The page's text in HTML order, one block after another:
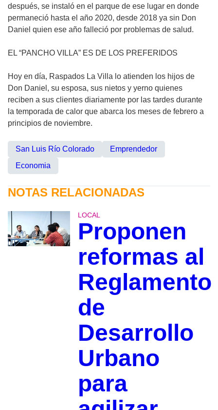
después, se instaló en el parque de ese lugar en donde
permaneció hasta el año 2020, desde 2018 ya sin Don
Daniel quien ese año falleció por problemas de salud.
EL “PANCHO VILLA” ES DE LOS PREFERIDOS
Hoy en día, Raspados La Villa lo atienden los hijos de
Don Daniel, su esposa, sus nietos y yerno quienes
reciben a sus clientes diariamente por las tardes durante
la temporada de calor que abarca los meses de febrero a
principios de noviembre.
San Luis Río Colorado
Emprendedor
Economia
NOTAS RELACIONADAS
LOCAL
Proponen
reformas al
Reglamento
de
Desarrollo
Urbano
para